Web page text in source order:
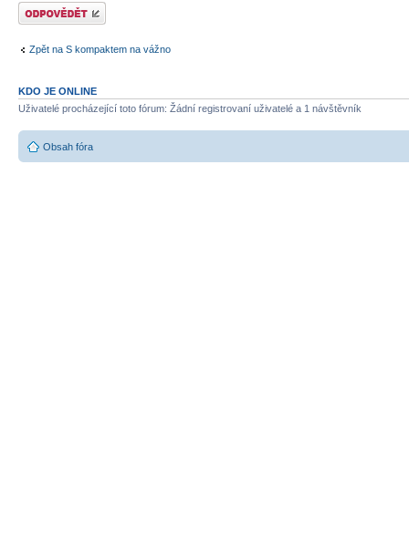
Odeslat odpověď
Zpět na S kompaktem na vážno
KDO JE ONLINE
Uživatelé procházející toto fórum: Žádní registrovaní uživatelé a 1 návštěvník
Obsah fóra